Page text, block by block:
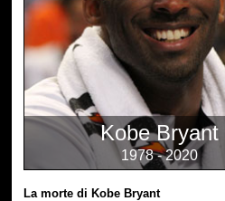
Kobe Bryant
1978 - 2020
La morte di Kobe Bryant